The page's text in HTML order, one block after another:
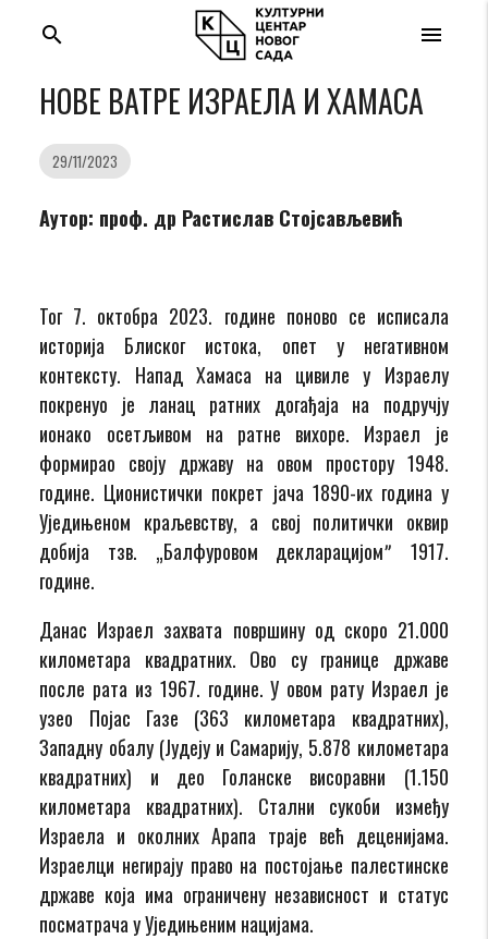
menu
search
НОВЕ ВАТРЕ ИЗРАЕЛА И ХАМАСА
29/11/2023
Аутор: проф. др Растислав Стојсављевић
Тог 7. октобра 2023. године поново се исписала
историја Блиског истока, опет у негативном
контексту. Напад Хамаса на цивиле у Израелу
покренуо је ланац ратних догађаја на подручју
ионако осетљивом на ратне вихоре. Израел је
формирао своју државу на овом простору 1948.
године. Ционистички покрет јача 1890-их година у
Уједињеном краљевству, а свој политички оквир
добија тзв. „Балфуровом декларацијомˮ 1917.
године.
Данас Израел захвата површину од скоро 21.000
километара квадратних. Ово су границе државе
после рата из 1967. године. У овом рату Израел је
узео Појас Газе (363 километара квадратних),
Западну обалу (Јудеју и Самарију, 5.878 километара
квадратних) и део Голанске висоравни (1.150
километара квадратних). Стални сукоби између
Израела и околних Арапа траје већ деценијама.
Израелци негирају право на постојање палестинске
државе која има ограничену независност и статус
посматрача у Уједињеним нацијама.